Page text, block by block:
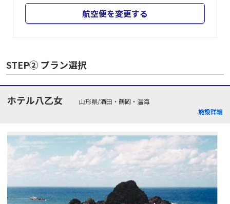
航空便を変更する
STEP② プラン選択
ホテル八乙女
山形県/酒田・鶴岡・温海
施設詳細